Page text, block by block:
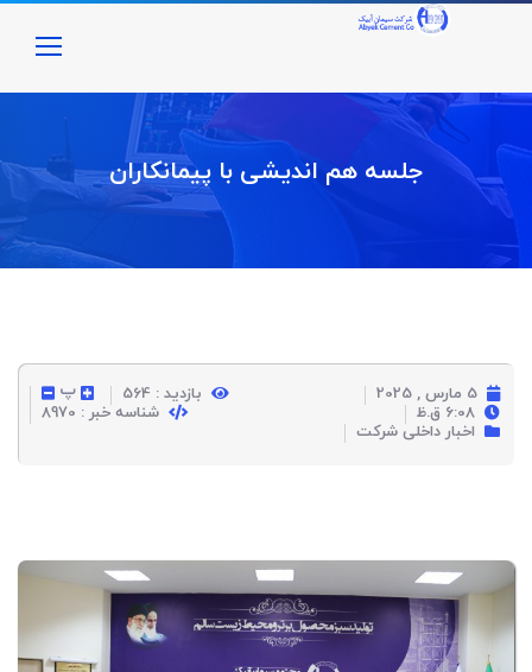
جلسه هم اندیشی با پیمانکاران
5 مارس , 2025
6:08 ق.ظ
اخبار داخلی شرکت
بازدید : 564 پ
شناسه خبر : 8970